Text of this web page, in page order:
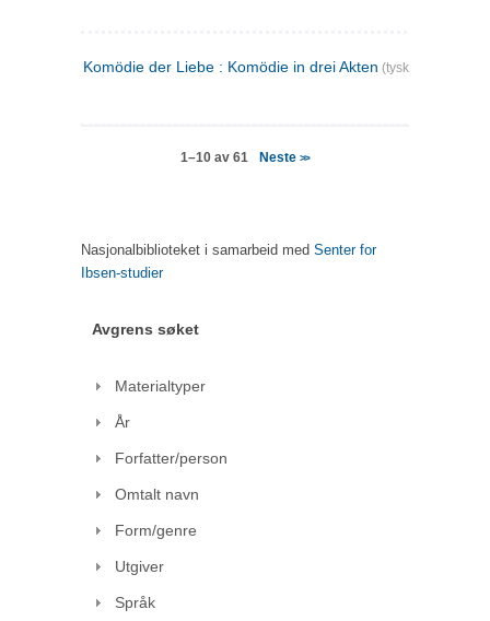
Komödie der Liebe : Komödie in drei Akten (tysk)
1–10 av 61 Neste>>
Nasjonalbiblioteket i samarbeid med Senter for
Ibsen-studier
Avgrens søket
Materialtyper
År
Forfatter/person
Omtalt navn
Form/genre
Utgiver
Språk